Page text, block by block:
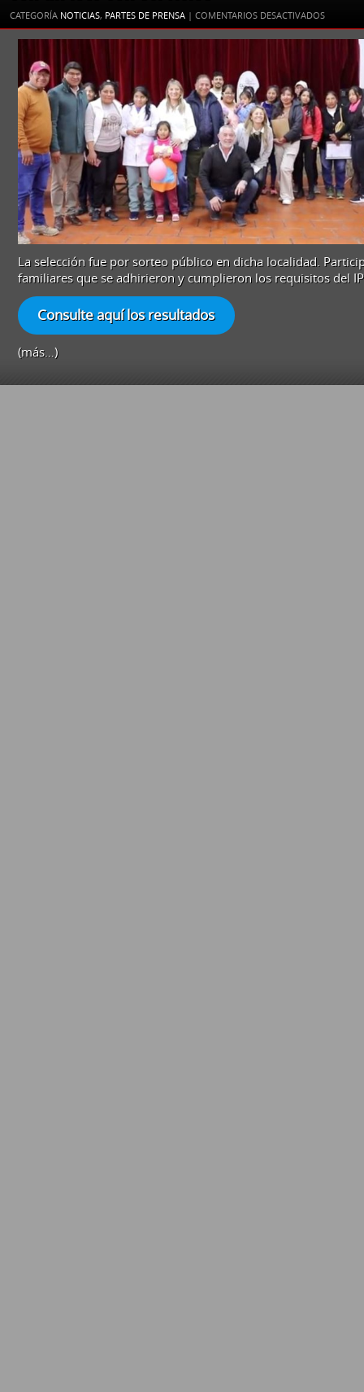
CATEGORÍA NOTICIAS, PARTES DE PRENSA | COMENTARIOS DESACTIVADOSEN
EL
A
56
FAMILIAS
DE
CACHI
UN
LOTE
CON
La selección fue por sorteo público en dicha localidad.
familiares que se adhirieron y cumplieron los requisitos del
Consulte aquí los resultados
(más…)